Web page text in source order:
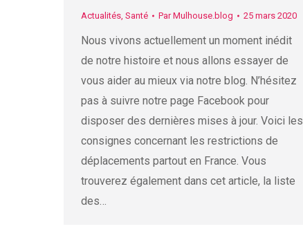
Actualités, Santé ParMulhouse.blog 25 mars 2020
Nous vivons actuellement un moment inédit
de notre histoire et nous allons essayer de
vous aider au mieux via notre blog. N’hésitez
pas à suivre notre page Facebook pour
disposer des dernières mises à jour. Voici les
consignes concernant les restrictions de
déplacements partout en France. Vous
trouverez également dans cet article, la liste
des…